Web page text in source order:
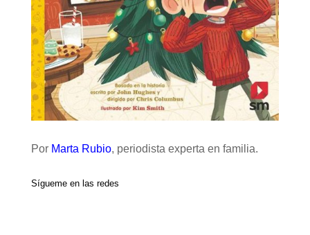
Por Marta Rubio, periodista experta en familia.
Sígueme en las redes